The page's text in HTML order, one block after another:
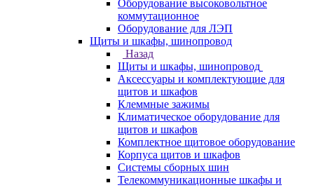
Оборудование высоковольтное
коммутационное
Оборудование для ЛЭП
Щиты и шкафы, шинопровод
Назад
Щиты и шкафы, шинопровод
Аксессуары и комплектующие для
щитов и шкафов
Клеммные зажимы
Климатическое оборудование для
щитов и шкафов
Комплектное щитовое оборудование
Корпуса щитов и шкафов
Системы сборных шин
Телекоммуникационные шкафы и